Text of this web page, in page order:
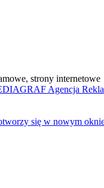
strony internetowe
się w nowym